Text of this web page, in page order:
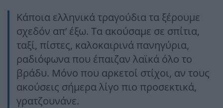
Κάποια ελληνικά τραγούδια τα ξέρουμε
σχεδόν απ’ έξω. Τα ακούσαμε σε σπίτια,
ταξί, πίστες, καλοκαιρινά πανηγύρια,
ραδιόφωνα που έπαιζαν λαϊκά όλο το
βράδυ. Μόνο που αρκετοί στίχοι, αν τους
ακούσεις σήμερα λίγο πιο προσεκτικά,
γρατζουνάνε.